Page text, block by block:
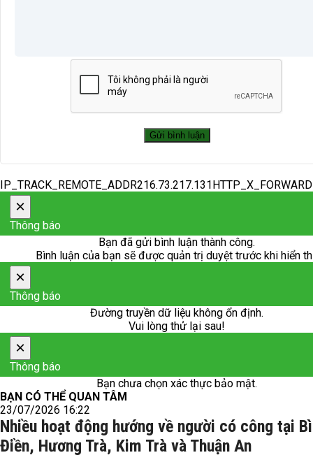
×
Thông báo
Bạn đã gửi bình luận thành công.
Bình luận của bạn sẽ được quản trị duyệt trước khi hiển
×
Thông báo
Đường truyền dữ liệu không ổn định.
Vui lòng thử lại sau!
×
Thông báo
Bạn chưa chọn xác thực bảo mật.
BẠN CÓ THỂ QUAN TÂM
23/07/2026 16:22
Nhiều hoạt động hướng về người có công tại
Điền, Hương Trà, Kim Trà và Thuận An